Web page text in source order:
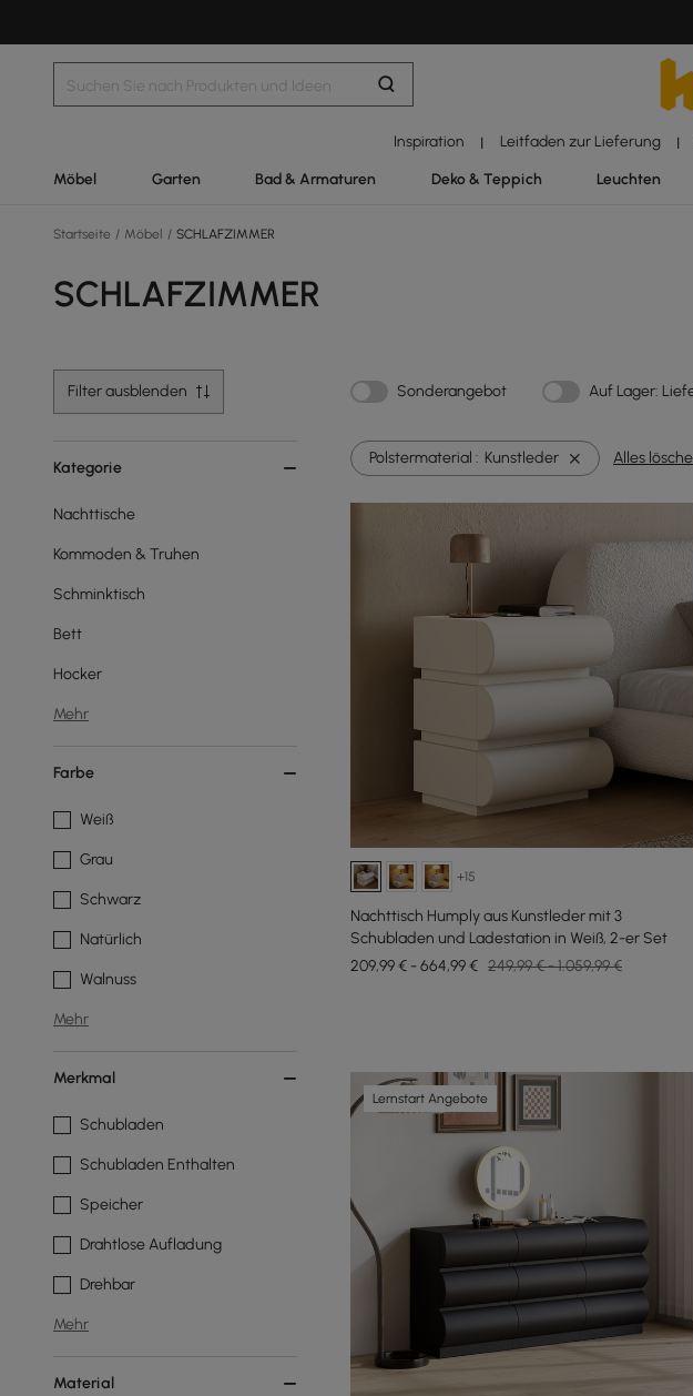
Inspiration | Leitfaden zur Lieferung |
Möbel Garten Bad & Armaturen Deko & Teppich Leuchten
Startseite / Möbel / SCHLAFZIMMER
SCHLAFZIMMER
Filter ausblenden Sonderangebot Auf Lager:
Kategorie
Nachttische
Kommoden & Truhen
Schminktisch
Bett
Hocker
Mehr
Farbe
Weiß
Grau
Schwarz
Natürlich
Walnuss
Mehr
Merkmal
Schubladen
Schubladen Enthalten
Speicher
Drahtlose Aufladung
Drehbar
Mehr
Material
Polstermaterial : Kunstleder Alles
+15
Nachttisch Humply aus Kunstleder mit 3
Schubladen und Ladestation in Weiß, 2-er Set
209,99 € - 664,99 € 249,99 € - 1.059,99 €
Lernstart Angebote